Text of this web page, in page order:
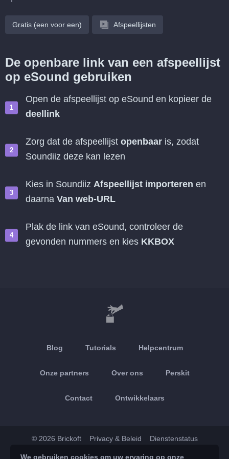
Gratis (een voor een) Afspeellijsten
De openbare link van een afspeellijst
op eSound gebruiken
Open de afspeellijst op eSound en kopieer de
deellink
Zorg dat de afspeellijst openbaar is, zodat
Soundiiz deze kan lezen
Kies in Soundiiz Afspeellijst importeren en
daarna Van web-URL
Plak de link van eSound, controleer de
gevonden nummers en kies KKBOX
Blog Tutorials Helpcentrum
Onze partners Over ons Perskit
Contact Ontwikkelaars
© 2026 Brickoft Privacy & Beleid Dienstenstatus
We gebruiken cookies om uw ervaring op onze